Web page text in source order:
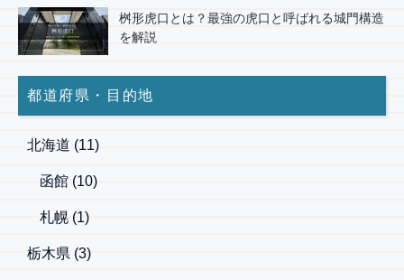
桝形虎口とは？最強の虎口と呼ばれる城門構造
を解説
都道府県・目的地
北海道 (11)
函館 (10)
札幌 (1)
栃木県 (3)